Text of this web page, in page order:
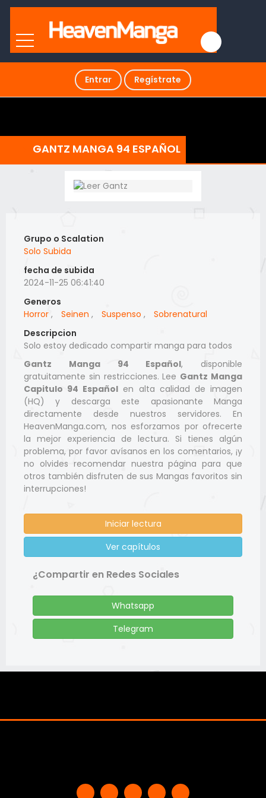
Entrar Regístrate
GANTZ MANGA 94 ESPAÑOL
Grupo o Scalation
Solo Subida
fecha de subida
2024-11-25 06:41:40
Generos
Horror , Seinen , Suspenso ,
Sobrenatural
Descripcion
Solo estoy dedicado compartir manga para todos
Gantz Manga 94 Español, disponible
gratuitamente sin restricciones. Lee Gantz Manga
Capitulo 94 Español en alta calidad de imagen
(HQ) y descarga este apasionante Manga
directamente desde nuestros servidores. En
HeavenManga.com, nos esforzamos por ofrecerte
la mejor experiencia de lectura. Si tienes algún
problema, por favor avísanos en los comentarios, ¡y
no olvides recomendar nuestra página para que
otros también disfruten de sus Mangas favoritos sin
interrupciones!
Iniciar lectura
Ver capítulos
¿Compartir en Redes Sociales
Whatsapp
Telegram